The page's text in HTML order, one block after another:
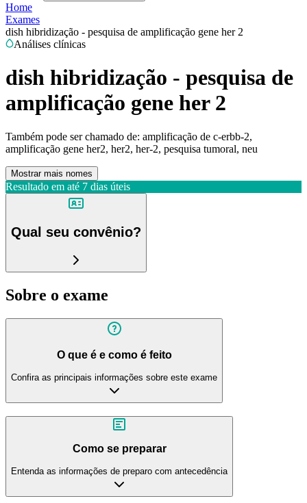
Home
Exames
dish hibridização - pesquisa de amplificação gene her 2
Análises clínicas
dish hibridização - pesquisa de
amplificação gene her 2
Também pode ser chamado de: amplificação de c-erbb-2,
amplificação gene her2, her2, her-2, pesquisa tumoral, neu
Mostrar mais nomes
Resultado em até 7 dias úteis
Qual seu convênio?
Sobre o exame
O que é e como é feito
Confira as principais informações sobre este exame
Como se preparar
Entenda as informações de preparo com antecedência